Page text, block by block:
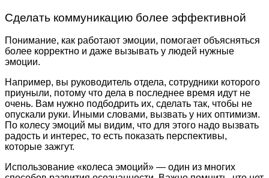
Сделать коммуникацию более эффективной
Понимание, как работают эмоции, помогает объясняться
более корректно и даже вызывать у людей нужные
эмоции.
Например, вы руководитель отдела, сотрудники которого
приуныли, потому что дела в последнее время идут не
очень. Вам нужно подбодрить их, сделать так, чтобы не
опускали руки. Иными словами, вызвать у них оптимизм.
По колесу эмоций мы видим, что для этого надо вызвать
радость и интерес, то есть показать перспективы,
которые зажгут.
Использование «колеса эмоций» — один из многих